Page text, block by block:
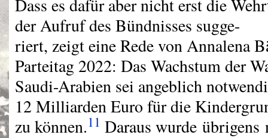
Dass es dafür aber nicht erst die
der Aufruf des Bündnisses sugge-
riert, zeigt eine Rede von Annalena
Parteitag 2022: Das Wachstum der
Saudi-Arabien sei angeblich
12 Milliarden Euro für die
zu können.11 Daraus wurde